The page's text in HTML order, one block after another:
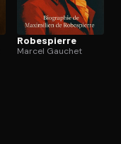
Robespierre
Marcel Gauchet